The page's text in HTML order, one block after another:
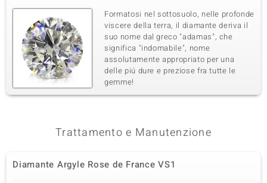
Formatosi nel sottosuolo, nelle profonde
viscere della terra, il diamante deriva il
suo nome dal greco "adamas", che
significa "indomabile", nome
assolutamente appropriato per una
delle piú dure e preziose fra tutte le
gemme!
Trattamento e Manutenzione
Diamante Argyle Rose de France VS1